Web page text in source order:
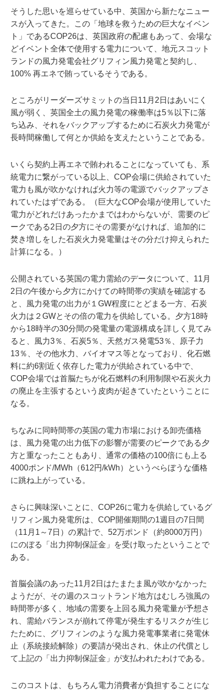
そうした思いを巡らせている中、英国から新たなニュー
スが入ってきた。この「地球を救うための巨大なイベン
ト」であるCOP26は、英国政府の配慮もあって、会場な
どイベント全体で使用する電力について、地元スコット
ランドの風力発電会社グリフィン風力発電と契約し、
100% 再エネで賄っているそうである。
ところがリーダーズサミットの当日11月2日はあいにく
風が弱く、英国全土の風力発電の稼働率は5％以下に落
ち込み、それをバックアップするために石炭火力発電が
長時間稼働して何とか供給を支えたということである。
いくら契約上再エネで賄われることになっていても、系
統電力に繋がっている以上、COP会場に供給されていた
電力も風が吹かなければ火力等の電源でバックアップさ
れていたはずである。（巨大なCOP会場が使用していた
電力がどれだけあったかまではわからないが、需要のピ
ークである2日の夕方にその需要がなければ、追加的に
焚き増しをした石炭火力発電量はその分だけ抑えられた
計算になる。）
公開されている英国の電力需給のデータについて、11月
2日の午後から夕方にかけての時間帯の実績を確認する
と、風力発電の出力が１GW程度にとどまる一方、石炭
火力は２GWとその倍の電力を供給している。夕方18時
から18時半の30分間の発電量の電源構成を詳しく見てみ
ると、風力3％、石炭5％、天然ガス発電53％、原子力
13％、その他水力、バイオマス等となっており、化石燃
料に約6割近く依存した電力が供給されている中で、
COP会場では首脳たちが化石燃料の利用制限や石炭火力
の廃止を主張するという皮肉が起きていたということに
なる。
ちなみに同時間帯の英国の電力市場における卸売価格
は、風力発電の出力低下の影響が需要のピークである夕
方と重なったこともあり、通常の価格の100倍にも上る
4000ポンド/MWh（612円/kWh）というべらぼうな価格
に跳ね上がっている。
さらに興味深いことに、COP26に電力を供給しているグ
リフィン風力発電所は、COP開催期間の1週目の7日間
（11月1～7日）の累計で、52万ポンド（約8000万円）
にのぼる「出力抑制保証金」を受け取ったということで
ある。
首脳会議のあった11月2日はたまたま風が吹かなかった
ようだが、その週のスコットランド地方はむしろ強風の
時間帯が多く、地域の需要を上回る風力発電量が予想さ
れ、需給バランスが崩れて停電が発生するリスクが生じ
たために、グリフィンのような風力発電事業者に発電休
止（系統接続解除）の要請が発出され、休止の代償とし
て上記の「出力抑制保証金」が支払われたわけである。
このコストは、もちろん電力消費者が負担することにな